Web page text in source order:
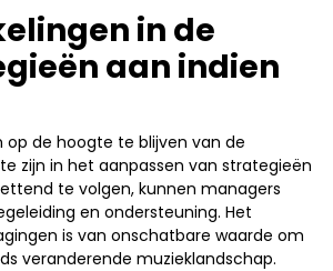
in de
aan indien
de hoogte te blijven van de
zijn in het aanpassen van strategieën
te volgen, kunnen managers
en ondersteuning. Het
is van onschatbare waarde om
veranderende muzieklandschap.